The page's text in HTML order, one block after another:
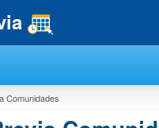
Comunidades